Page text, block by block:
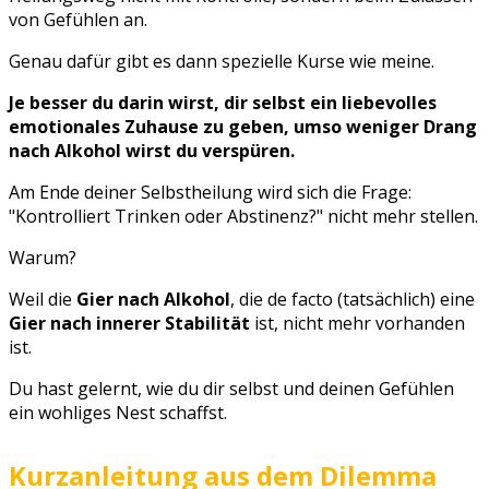
von Gefühlen an.
Genau dafür gibt es dann spezielle Kurse wie meine.
Je besser du darin wirst, dir selbst ein liebevolles
emotionales Zuhause zu geben, umso weniger Drang
nach Alkohol wirst du verspüren.
Am Ende deiner Selbstheilung wird sich die Frage:
"Kontrolliert Trinken oder Abstinenz?" nicht mehr stellen.
Warum?
Weil die Gier nach Alkohol, die de facto (tatsächlich) eine
Gier nach innerer Stabilität ist, nicht mehr vorhanden
ist.
Du hast gelernt, wie du dir selbst und deinen Gefühlen
ein wohliges Nest schaffst.
Kurzanleitung aus dem Dilemma